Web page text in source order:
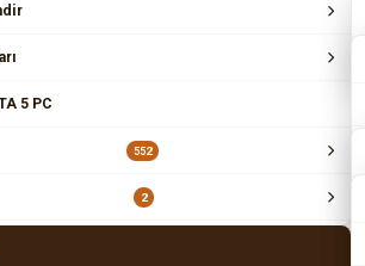
5 PC
552
2